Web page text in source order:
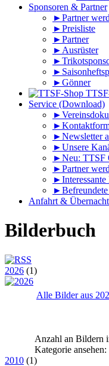
Sponsoren & Partner
►Partner
►Preisliste
►Partner
►Ausrüster
►Gönner
Service (Download)
►Newsletter
►Unsere
►Neu: TTSF
►Partner
►Befreundete
Anfahrt &
Bilderbuch
2026 (1)
Alle Bilder aus
Anzahl an Bildern
Kategorie ansehen:
2010 (1)